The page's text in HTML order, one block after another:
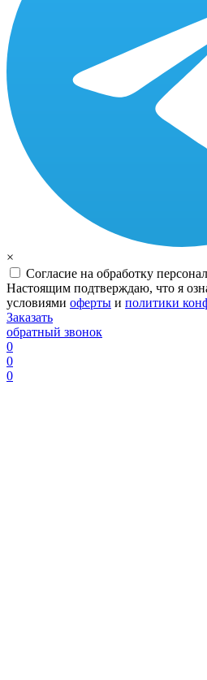
×
Согласие на обработку
Настоящим подтверждаю, что я
условиями оферты и политики
Заказать
обратный звонок
0
0
0